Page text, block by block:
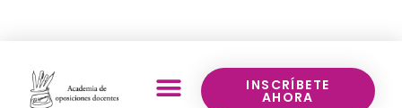
INSCRÍBETE
AHORA